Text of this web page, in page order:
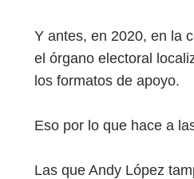
Y antes, en 2020, en la
el órgano electoral
los formatos de apoyo.
Eso por lo que hace a
Las que Andy López